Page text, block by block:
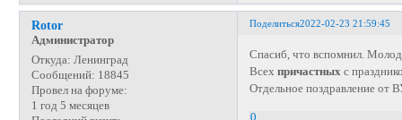
Поделиться2022-02-23 21:59:45
Rotor
Администратор
Откуда: Ленинград
Сообщений: 18845
Провел на форуме:
1 год 5 месяцев
Спасиб, что вспомнил.
Всехпричастных с
Отдельное поздравление от
0